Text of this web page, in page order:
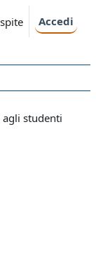
Accedi
studenti